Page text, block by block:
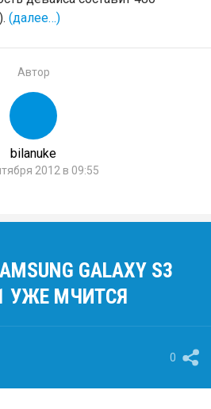
(далее…)
Автор
bilanuke
2012 в 09:55
GALAXY S3
УЖЕ МЧИТСЯ
0